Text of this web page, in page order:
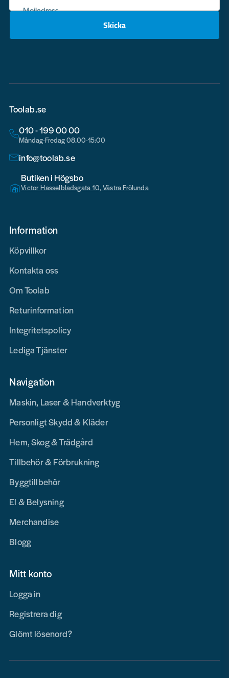
Mejladress
Skicka
Toolab.se
010 - 199 00 00
Måndag-Fredag 08.00-15:00
info@toolab.se
Butiken i Högsbo
Victor Hasselbladsgata 10, Västra Frölunda
Information
Köpvillkor
Kontakta oss
Om Toolab
Returinformation
Integritetspolicy
Lediga Tjänster
Navigation
Maskin, Laser & Handverktyg
Personligt Skydd & Kläder
Hem, Skog & Trädgård
Tillbehör & Förbrukning
Byggtillbehör
El & Belysning
Merchandise
Blogg
Mitt konto
Logga in
Registrera dig
Glömt lösenord?